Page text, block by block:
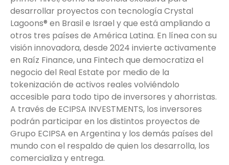
desarrollar proyectos con tecnología Crystal
Lagoons® en Brasil e Israel y que está ampliando a
otros tres países de América Latina. En línea con su
visión innovadora, desde 2024 invierte activamente
en Raíz Finance, una Fintech que democratiza el
negocio del Real Estate por medio de la
tokenización de activos reales volviéndolo
accesible para todo tipo de inversores y ahorristas.
A través de ECIPSA INVESTMENTS, los inversores
podrán participar en los distintos proyectos de
Grupo ECIPSA en Argentina y los demás países del
mundo con el respaldo de quien los desarrolla, los
comercializa y entrega.